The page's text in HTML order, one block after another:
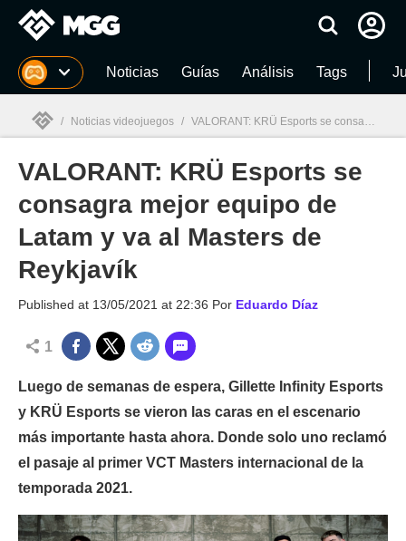
MGG Noticias Guías Análisis Tags
MGG
/ Noticias videojuegos / VALORANT: KRÜ Esports se consagra mejor equipo de Latam y va al Masters de Reykjavík
VALORANT: KRÜ Esports se
consagra mejor equipo de
Latam y va al Masters de
Reykjavík
Published at 13/05/2021 at 22:36 Por Eduardo Díaz
1
Luego de semanas de espera, Gillette Infinity Esports
y KRÜ Esports se vieron las caras en el escenario
más importante hasta ahora. Donde solo uno reclamó
el pasaje al primer VCT Masters internacional de la
temporada 2021.